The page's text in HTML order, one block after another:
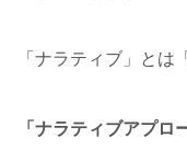
「ナラティブ」とは
「ナラティブアプロ